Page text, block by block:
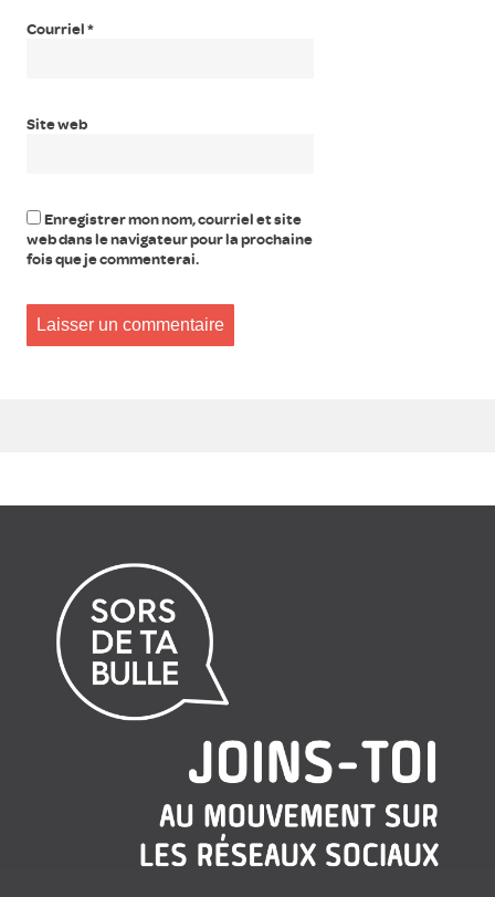
Courriel *
Site web
Enregistrer mon nom, courriel et site
web dans le navigateur pour la prochaine
fois que je commenterai.